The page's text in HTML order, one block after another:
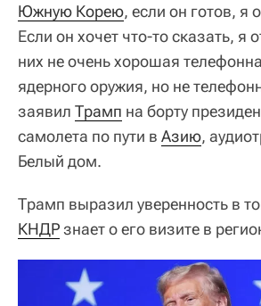
Южную Корею, если он готов, я
Если он хочет что-то сказать, я
них не очень хорошая
ядерного оружия, но не
заявил Трамп на борту
самолета по пути в Азию,
Белый дом.
Трамп выразил уверенность в
КНДРзнает о его визите в